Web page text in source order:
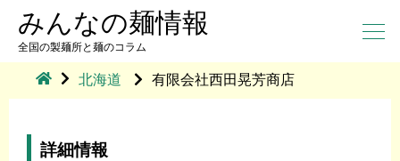
みんなの麺情報
全国の製麺所と麺のコラム
北海道 有限会社西田晃芳商店
詳細情報